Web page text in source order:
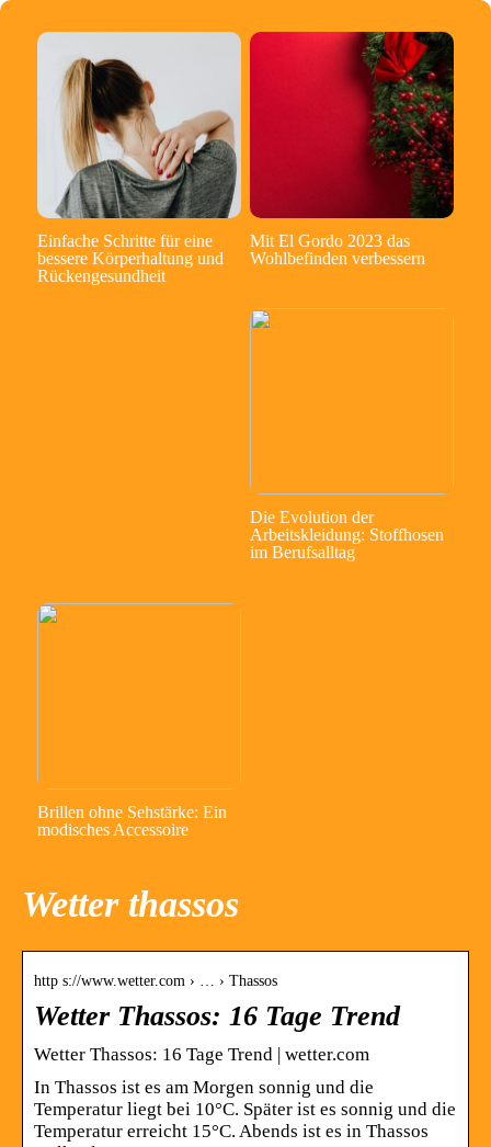
Einfache Schritte für eine
bessere Körperhaltung und
Rückengesundheit
Mit El Gordo 2023 das
Wohlbefinden verbessern
Die Evolution der
Arbeitskleidung: Stoffhosen
im Berufsalltag
Brillen ohne Sehstärke: Ein
modisches Accessoire
Wetter thassos
http s://www.wetter.com › … › Thassos
Wetter Thassos: 16 Tage Trend
Wetter Thassos: 16 Tage Trend | wetter.com
In Thassos ist es am Morgen sonnig und die
Temperatur liegt bei 10°C. Später ist es sonnig und die
Temperatur erreicht 15°C. Abends ist es in Thassos